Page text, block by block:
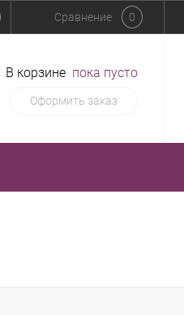
Сравнение 0
В корзине пока пусто
Оформить заказ